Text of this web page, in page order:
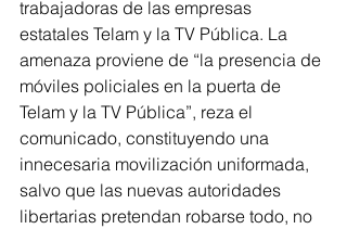
trabajadoras de las empresas
estatales Telam y la TV Pública. La
amenaza proviene de “la presencia de
móviles policiales en la puerta de
Telam y la TV Pública”, reza el
comunicado, constituyendo una
innecesaria movilización uniformada,
salvo que las nuevas autoridades
libertarias pretendan robarse todo, no